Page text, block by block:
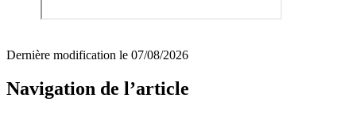
Dernière modification le 07/08/2026
Navigation de l’article